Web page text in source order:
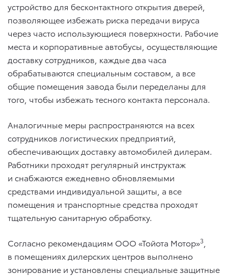
устройство для бесконтактного открытия дверей,
позволяющее избежать риска передачи вируса
через часто использующиеся поверхности. Рабочие
места и корпоративные автобусы, осуществляющие
доставку сотрудников, каждые два часа
обрабатываются специальным составом, а все
общие помещения завода были переделаны для
того, чтобы избежать тесного контакта персонала.
Аналогичные меры распространяются на всех
сотрудников логистических предприятий,
обеспечивающих доставку автомобилей дилерам.
Работники проходят регулярный инструктаж
и снабжаются ежедневно обновляемыми
средствами индивидуальной защиты, а все
помещения и транспортные средства проходят
тщательную санитарную обработку.
Согласно рекомендациям ООО «Тойота Мотор»3
в помещениях дилерских центров выполнено
зонирование и установлены специальные защитные